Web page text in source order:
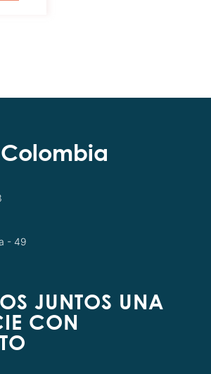
- 49
JUNTOS UNA
CON